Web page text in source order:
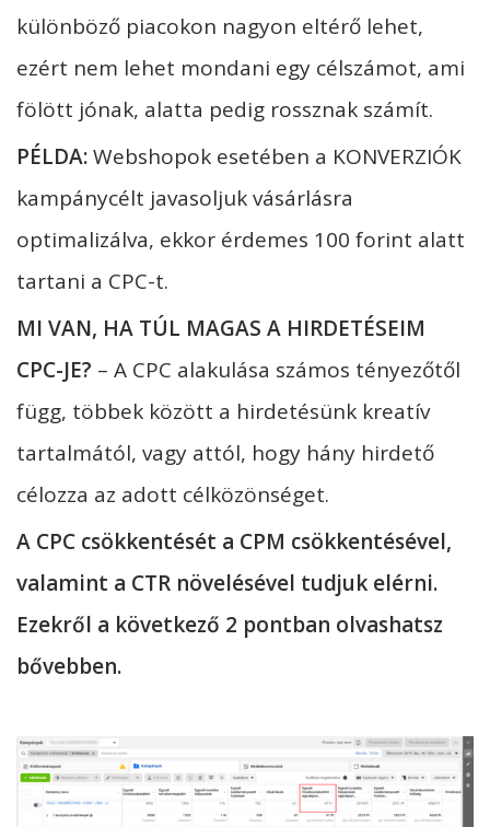
különböző piacokon nagyon eltérő lehet,
ezért nem lehet mondani egy célszámot, ami
fölött jónak, alatta pedig rossznak számít.
PÉLDA:Webshopok esetében a KONVERZIÓK
kampánycélt javasoljuk vásárlásra
optimalizálva, ekkor érdemes 100 forint alatt
tartani a CPC-t.
MI VAN, HA TÚL MAGAS A HIRDETÉSEIM
CPC-JE? – A CPC alakulása számos tényezőtől
függ, többek között a hirdetésünk kreatív
tartalmától, vagy attól, hogy hány hirdető
célozza az adott célközönséget.
A CPC csökkentését a CPM csökkentésével,
valamint a CTR növelésével tudjuk elérni.
Ezekről a következő 2 pontban olvashatsz
bővebben.